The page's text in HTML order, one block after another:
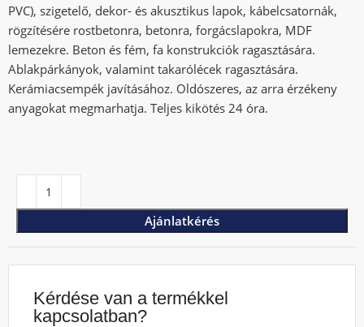
PVC), szigetelő, dekor- és akusztikus lapok, kábelcsatornák,
rögzítésére rostbetonra, betonra, forgácslapokra, MDF
lemezekre. Beton és fém, fa konstrukciók ragasztására.
Ablakpárkányok, valamint takarólécek ragasztására.
Kerámiacsempék javításához. Oldószeres, az arra érzékeny
anyagokat megmarhatja. Teljes kikötés 24 óra.
Ajánlatkérés
Kérdése van a termékkel
kapcsolatban?